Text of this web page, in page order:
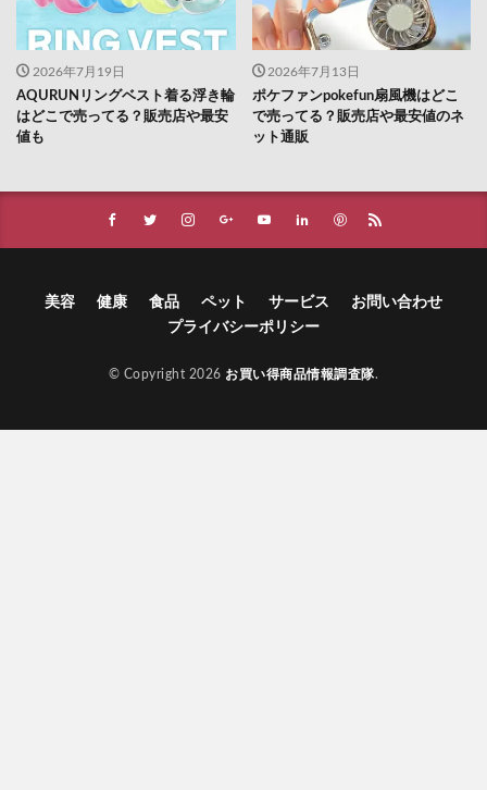
2026年7月19日
AQURUNリングベスト着る浮き輪
はどこで売ってる？販売店や最安
値も
2026年7月13日
ポケファンpokefun扇風機はどこ
で売ってる？販売店や最安値のネ
ット通販
美容 健康 食品 ペット サービス
お問い合わせ
プライバシーポリシー
© Copyright 2026 お買い得商品情報調査隊.